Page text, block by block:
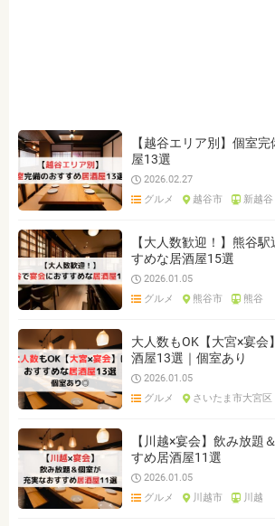
宴会 接待・会食 デート 女子会
個室
【越谷エリア別】個室
屋13選
2026.02.27
グルメ
越谷市 新越谷
【大人数歓迎！】熊谷
すめな居酒屋15選
2026.01.05
グルメ
熊谷市 熊谷
大人数もOK【大宮×宴会
酒屋13選｜個室あり
2026.01.05
グルメ
さいたま市大宮区
【川越×宴会】飲み放題
すめ居酒屋11選
2026.01.05
グルメ
川越市 川越